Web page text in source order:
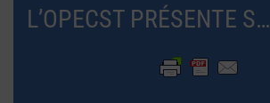
L’OPECST PRÉSENTE S…